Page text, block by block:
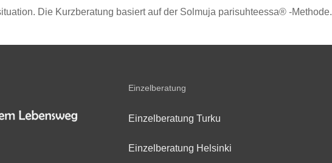
Die Kurzberatung basiert auf der Solmuja parisuhteessa® -Methode.
Einzelberatung
Einzelberatung Turku
Einzelberatung Helsinki